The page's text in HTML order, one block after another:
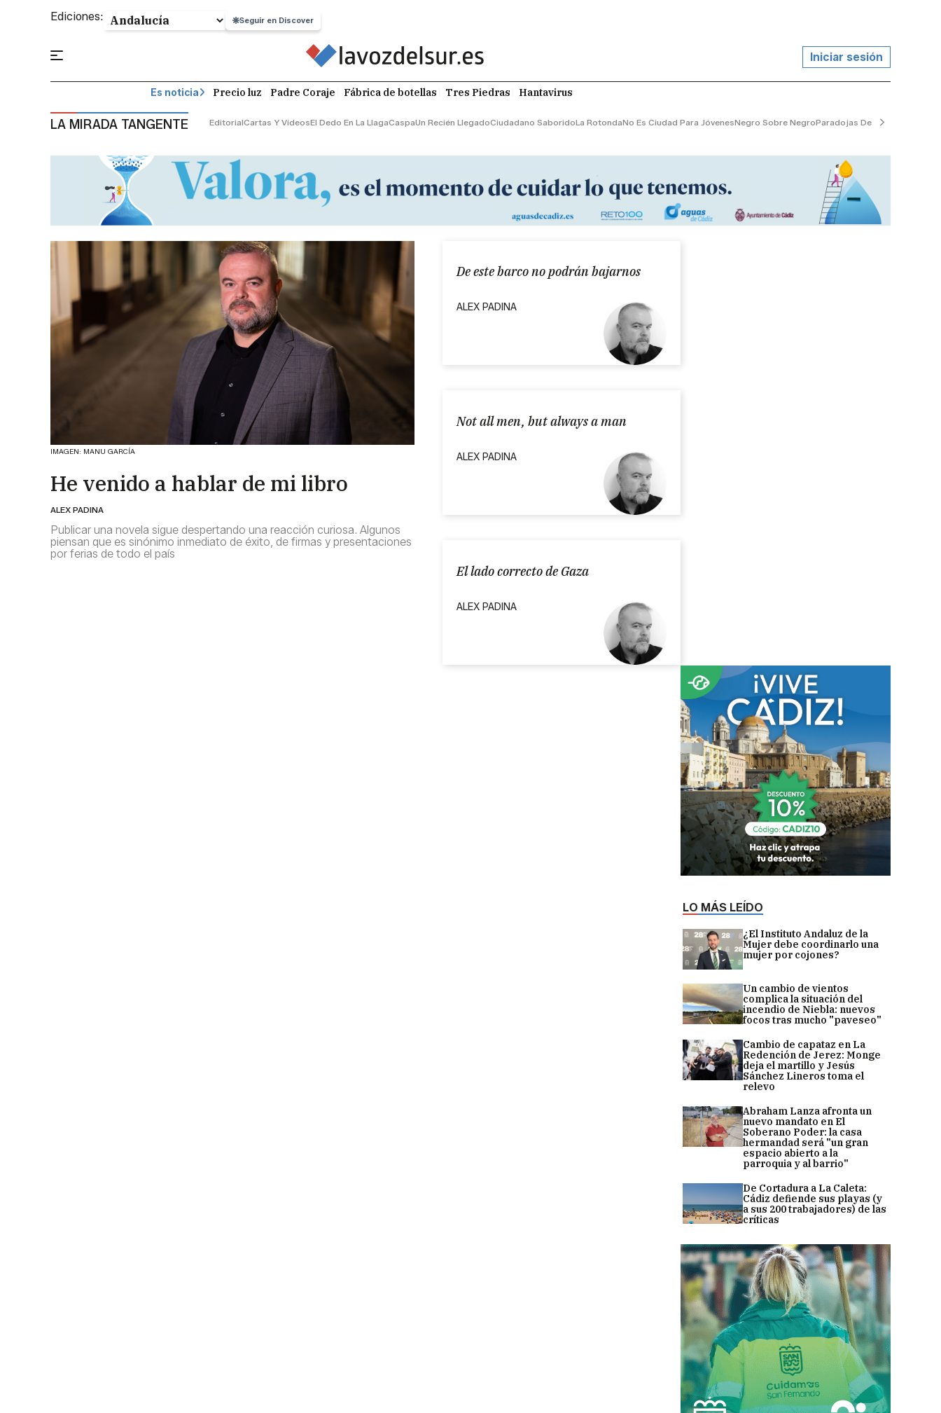
Ediciones: Seguir en Discover
Iniciar sesión
Es noticia Precio luz Padre Coraje Fábrica de botellas Tres Piedras Hantavirus
LA MIRADA TANGENTE EditorialCartas Y VídeosEl Dedo En La LlagaCaspaUn Recién LlegadoCiudadano SaboridoLa RotondaNo Es Ciudad Para JóvenesNegro Sobre NegroParadojas De La Vida
IMAGEN: MANU GARCÍA
He venido a hablar de mi libro
ALEX PADINA
Publicar una novela sigue despertando una reacción curiosa. Algunos
piensan que es sinónimo inmediato de éxito, de firmas y presentaciones
por ferias de todo el país
De este barco no podrán bajarnos
ALEX PADINA
Not all men, but always a man
ALEX PADINA
El lado correcto de Gaza
ALEX PADINA
LO MÁS LEÍDO
¿El Instituto Andaluz de la
Mujer debe coordinarlo una
mujer por cojones?
Un cambio de vientos
complica la situación del
incendio de Niebla: nuevos
focos tras mucho "paveseo"
Cambio de capataz en La
Redención de Jerez: Monge
deja el martillo y Jesús
Sánchez Lineros toma el
relevo
Abraham Lanza afronta un
nuevo mandato en El
Soberano Poder: la casa
hermandad será "un gran
espacio abierto a la
parroquia y al barrio"
De Cortadura a La Caleta:
Cádiz defiende sus playas (y
a sus 200 trabajadores) de las
críticas